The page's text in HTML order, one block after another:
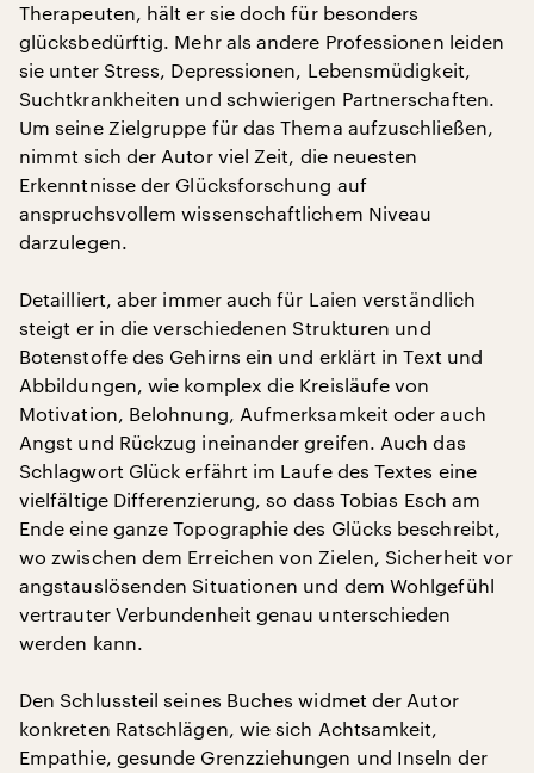
Therapeuten, hält er sie doch für besonders
glücksbedürftig. Mehr als andere Professionen leiden
sie unter Stress, Depressionen, Lebensmüdigkeit,
Suchtkrankheiten und schwierigen Partnerschaften.
Um seine Zielgruppe für das Thema aufzuschließen,
nimmt sich der Autor viel Zeit, die neuesten
Erkenntnisse der Glücksforschung auf
anspruchsvollem wissenschaftlichem Niveau
darzulegen.
Detailliert, aber immer auch für Laien verständlich
steigt er in die verschiedenen Strukturen und
Botenstoffe des Gehirns ein und erklärt in Text und
Abbildungen, wie komplex die Kreisläufe von
Motivation, Belohnung, Aufmerksamkeit oder auch
Angst und Rückzug ineinander greifen. Auch das
Schlagwort Glück erfährt im Laufe des Textes eine
vielfältige Differenzierung, so dass Tobias Esch am
Ende eine ganze Topographie des Glücks beschreibt,
wo zwischen dem Erreichen von Zielen, Sicherheit vor
angstauslösenden Situationen und dem Wohlgefühl
vertrauter Verbundenheit genau unterschieden
werden kann.
Den Schlussteil seines Buches widmet der Autor
konkreten Ratschlägen, wie sich Achtsamkeit,
Empathie, gesunde Grenzziehungen und Inseln der